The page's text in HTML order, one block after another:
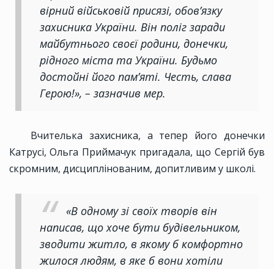
вірний військовій присязі, обов’язку
захисника України. Він поліг заради
майбутнього своєї родини, донечки,
рідного міста та України. Будьмо
достойні його пам’яті. Честь, слава
Герою!», – зазначив мер.
Вчителька захисника, а тепер його донечки
Катрусі, Ольга Приймачук пригадала, що Сергій був
скромним, дисциплінованим, допитливим у школі.
«В одному зі своїх творів він
написав, що хоче бути будівельником,
зводити житло, в якому б комфортно
жилося людям, в яке б вони хотіли